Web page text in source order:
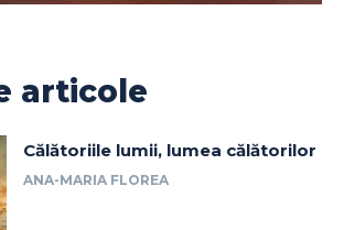
articole
Călătoriile lumii, lumea călătorilor
ANA-MARIA FLOREA